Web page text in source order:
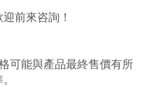
前來咨詢！
可能與產品最終售價有所